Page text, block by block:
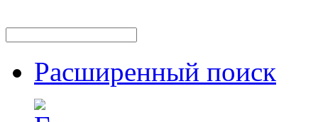
Расширенный поиск